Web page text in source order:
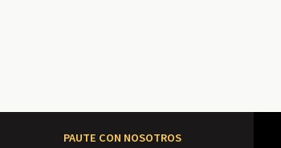
PAUTE CON NOSOTROS